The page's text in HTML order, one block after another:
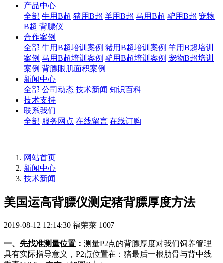
产品中心
全部 牛用B超 猪用B超 羊用B超 马用B超 驴用B超 宠物
B超 背膘仪
合作案例
全部 牛用B超培训案例 猪用B超培训案例 羊用B超培训
案例 马用B超培训案例 驴用B超培训案例 宠物B超培训
案例 背膘眼肌面积案例
新闻中心
全部 公司动态 技术新闻 知识百科
技术支持
联系我们
全部 服务网点 在线留言 在线订购
网站首页
新闻中心
技术新闻
美国运高背膘仪测定猪背膘厚度方法
2019-08-12 12:14:30 福荣莱 1007
一、先找准测量位置： 测量P2点的背膘厚度对我们饲养管理
具有实际指导意义，P2点位置在：猪最后一根肋骨与背中线